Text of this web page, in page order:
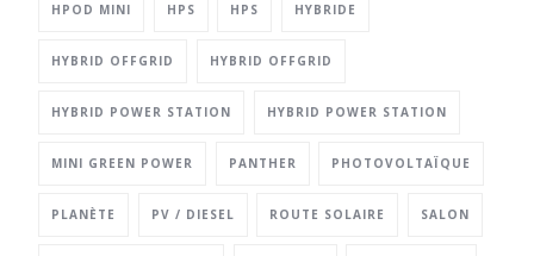
HPOD MINI HPS HPS HYBRIDE
HYBRID OFFGRID HYBRID OFFGRID
HYBRID POWER STATION HYBRID POWER STATION
MINI GREEN POWER PANTHER PHOTOVOLTAÏQUE
PLANÈTE PV / DIESEL ROUTE SOLAIRE SALON